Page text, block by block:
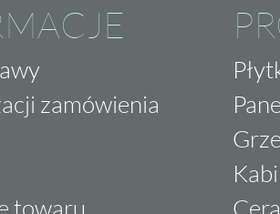
zamówienia
towaru